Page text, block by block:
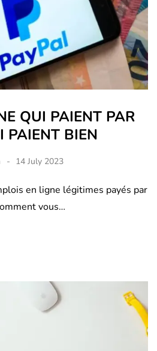
QUI PAIENT PAR
PAIENT BIEN
14 July 2023
en ligne légitimes payés par
vous…